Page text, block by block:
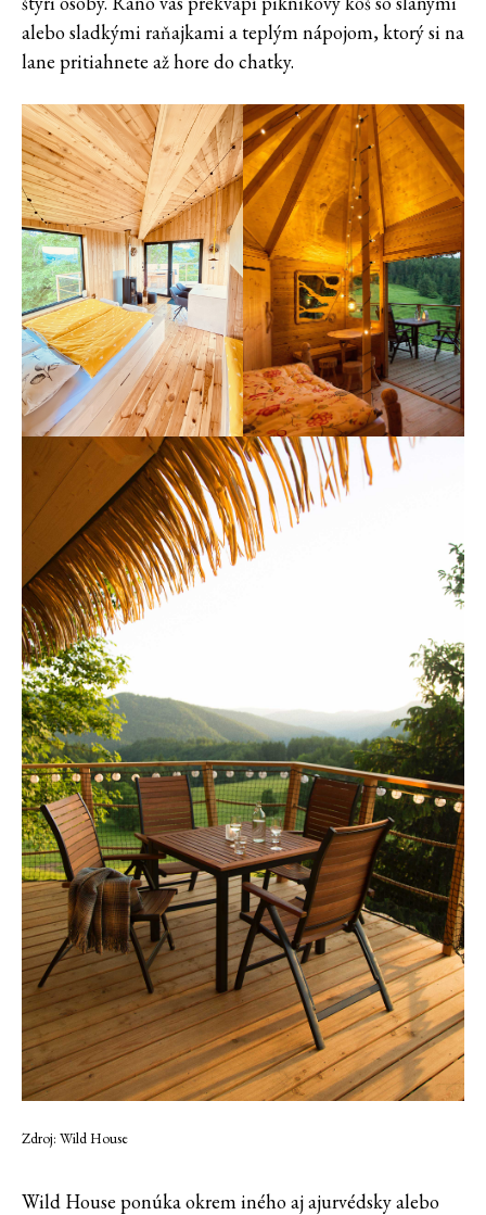
alebo sladkými raňajkami a teplým nápojom, ktorý si na
lane pritiahnete až hore do chatky.
Zdroj: Wild House
Wild House ponúka okrem iného aj ajurvédsky alebo